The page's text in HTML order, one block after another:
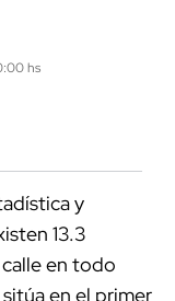
hs
y
13.3
en todo
en el primer